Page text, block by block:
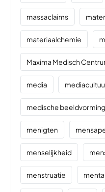
massaclaims
materiaalchemie
Maxima Medisch
media
medische beeldvorming
menigten
menselijkheid
menstruatie